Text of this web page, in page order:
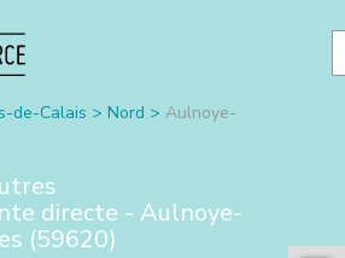
de-Calais > Nord > Aulnoye-
directe - Aulnoye-
(59620)